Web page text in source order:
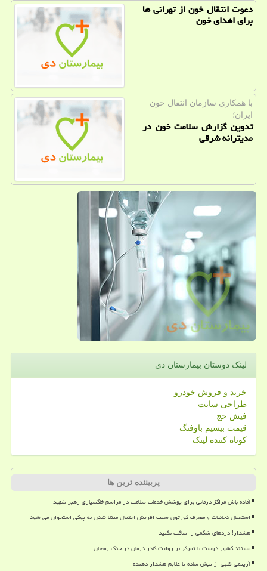
دعوت انتقال خون از تهرانی ها
برای اهدای خون
با همكاری سازمان انتقال خون
ایران؛
تدوین گزارش سلامت خون در
مدیترانه شرقی
لینک دوستان بیمارستان دی
خرید و فروش خودرو
طراحی سایت
فیش حج
قیمت بیسیم باوفنگ
کوتاه کننده لینک
پربیننده ترین ها
آماده باش مراکز درمانی برای پوشش خدمات سلامت در مراسم خاکسپاری رهبر شهید
استعمال دخانیات و مصرف کورتون سبب افزیش احتمال مبتلا شدن به پوکی استخوان می شود
هشدار! دردهای شکمی را ساکت نکنید
مستند کشور دوست با تمرکز بر روایت کادر درمان در جنگ رمضان
آریتمی قلبی از تپش ساده تا علایم هشدار دهنده